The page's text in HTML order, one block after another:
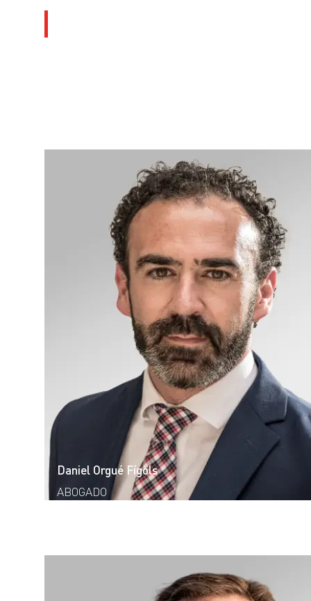
Daniel Orgué Fígols
ABOGADO